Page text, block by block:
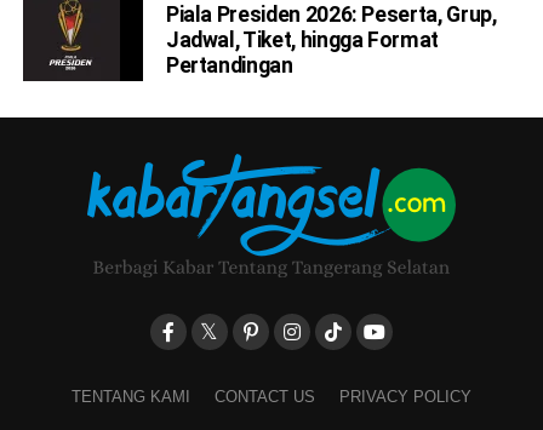
Piala Presiden 2026: Peserta, Grup,
Jadwal, Tiket, hingga Format
Pertandingan
TENTANG KAMI CONTACT US PRIVACY POLICY